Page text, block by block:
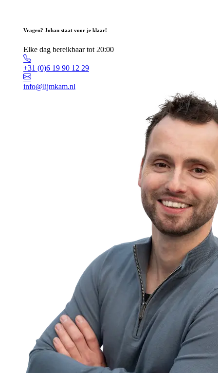
Vragen? Johan staat voor je klaar!
Elke dag bereikbaar tot 20:00
+31 (0)6 19 90 12 29
info@lijmkam.nl